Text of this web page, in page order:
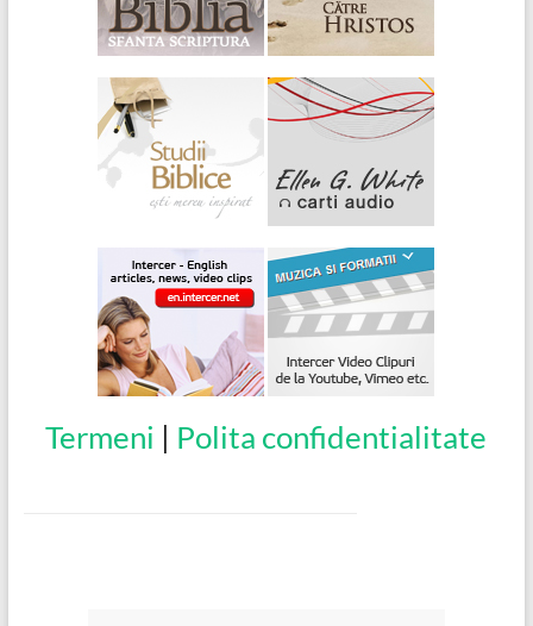
Termeni | Polita confidentialitate